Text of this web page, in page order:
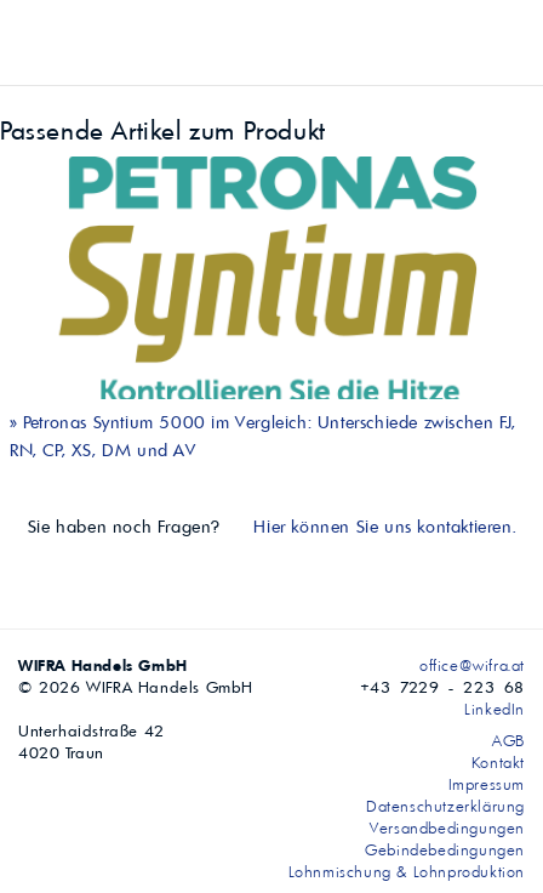
Passende Artikel zum Produkt
» Petronas Syntium 5000 im Vergleich: Unterschiede zwischen FJ,
RN, CP, XS, DM und AV
Sie haben noch Fragen? Hier können Sie uns kontaktieren.
WIFRA Handels GmbH
© 2026 WIFRA Handels GmbH
Unterhaidstraße 42
4020 Traun
office@wifra.at
+43 7229 - 223 68
LinkedIn
AGB
Kontakt
Impressum
Datenschutzerklärung
Versandbedingungen
Gebindebedingungen
Lohnmischung & Lohnproduktion